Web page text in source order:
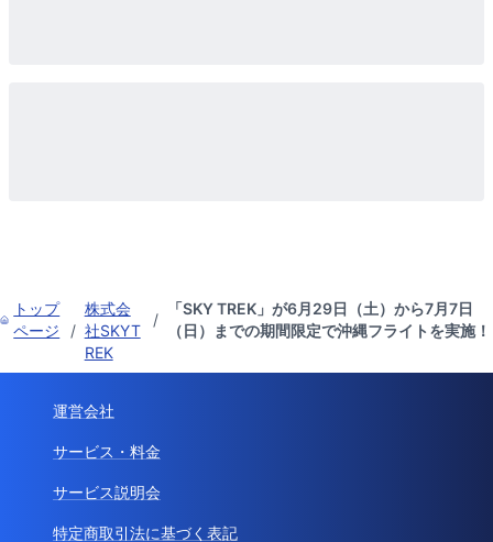
トップ
ページ
/
株式会
社SKYT
REK
/
「SKY TREK」が6月29日（土）から7月7日
（日）までの期間限定で沖縄フライトを実施！
運営会社
サービス・料金
サービス説明会
特定商取引法に基づく表記